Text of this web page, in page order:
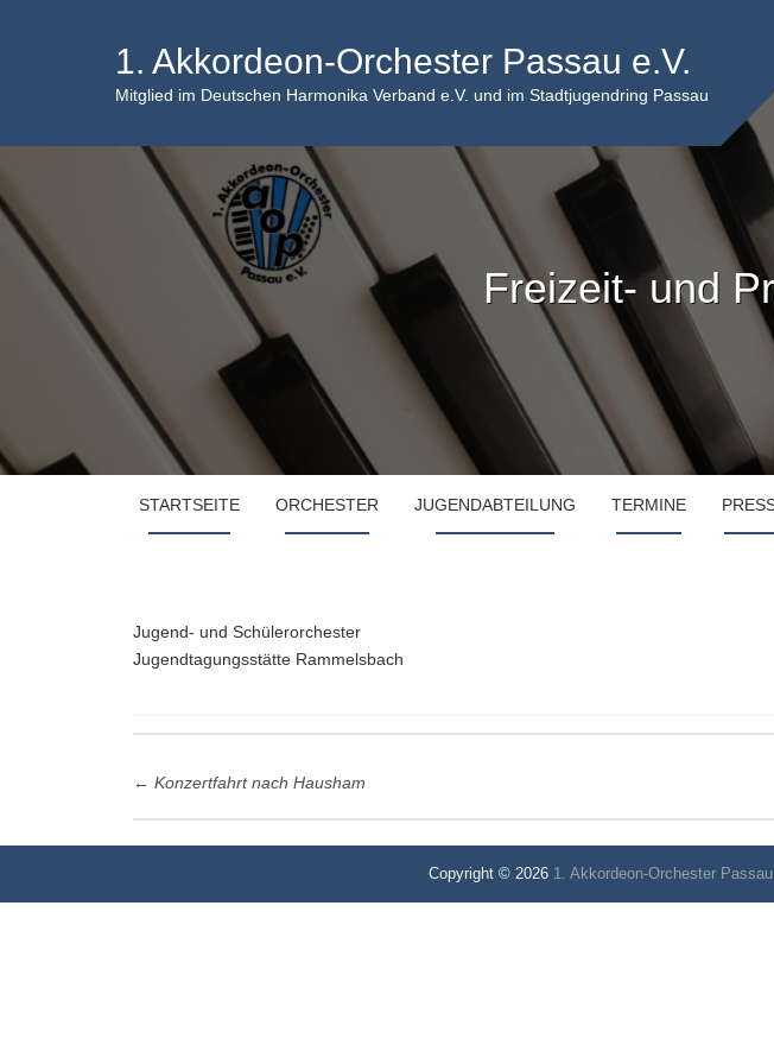
1. Akkordeon-Orchester Passau e.V.
Mitglied im Deutschen Harmonika Verband e.V. und im Stadtjugendring Passau
Freizeit- und
STARTSEITE ORCHESTER JUGENDABTEILUNG TERMINE
Jugend- und Schülerorchester
Jugendtagungsstätte Rammelsbach
navigation
← Konzertfahrt nach Hausham
Copyright © 2026 1. Akkordeon-Orchester